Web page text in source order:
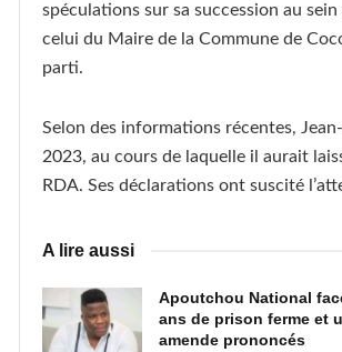
spéculations sur sa succession au
celui du Maire de la Commune de
parti.
Selon des informations récentes,
2023, au cours de laquelle il aurait
RDA. Ses déclarations ont suscité
A lire aussi
Apoutchou National
ans de prison ferme et
amende prononcés